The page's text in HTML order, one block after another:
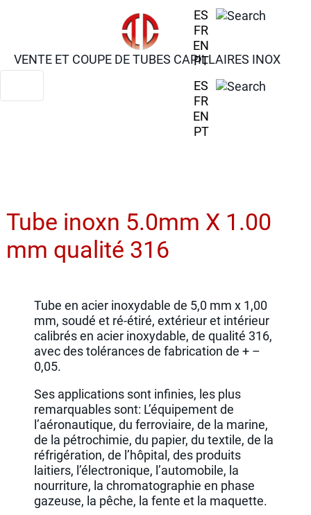
ES
FR
EN
PT
VENTE ET COUPE DE TUBES CAPILLAIRES INOX
ES
FR
EN
PT
Tube inoxn 5.0mm X 1.00
mm qualité 316
Tube en acier inoxydable de 5,0 mm x 1,00
mm, soudé et ré-étiré, extérieur et intérieur
calibrés en acier inoxydable, de qualité 316,
avec des tolérances de fabrication de + –
0,05.
Ses applications sont infinies, les plus
remarquables sont: L’équipement de
l’aéronautique, du ferroviaire, de la marine,
de la pétrochimie, du papier, du textile, de la
réfrigération, de l’hôpital, des produits
laitiers, l’électronique, l’automobile, la
nourriture, la chromatographie en phase
gazeuse, la pêche, la fente et la maquette.